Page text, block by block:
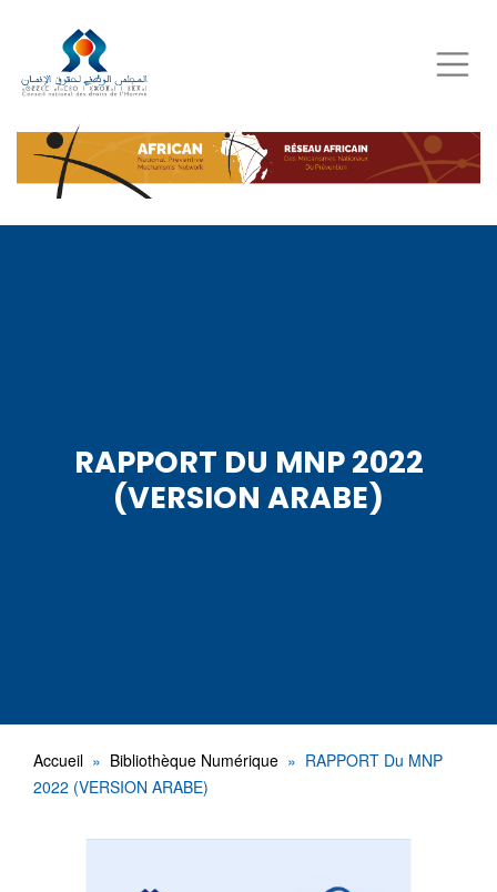
au
contenu
principal
RAPPORT DU MNP 2022
(VERSION ARABE)
Accueil Bibliothèque Numérique
RAPPORT Du MNP
2022 (VERSION ARABE)